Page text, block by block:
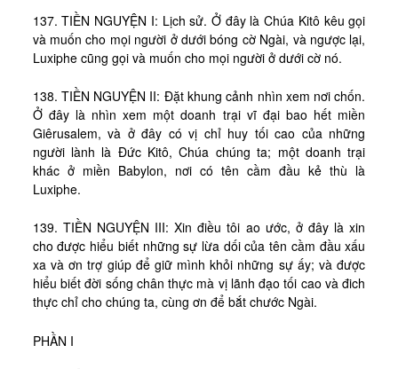
137. TIỀN NGUYỆN I: Lịch sử. Ở đây là Chúa Kitô kêu gọi
và muốn cho mọi người ở dưới bóng cờ Ngài, và ngược lại,
Luxiphe cũng gọi và muốn cho mọi người ở dưới cờ nó.
138. TIỀN NGUYỆN II: Đặt khung cảnh nhìn xem nơi chốn.
Ở đây là nhìn xem một doanh trại vĩ đại bao hết miền
Giêrusalem, và ở đây có vị chỉ huy tối cao của những
người lành là Đức Kitô, Chúa chúng ta; một doanh trại
khác ở miền Babylon, nơi có tên cầm đầu kẻ thù là
Luxiphe.
139. TIỀN NGUYỆN III: Xin điều tôi ao ước, ở đây là xin
cho được hiểu biết những sự lừa dối của tên cầm đầu xấu
xa và ơn trợ giúp để giữ mình khỏi những sự ấy; và được
hiểu biết đời sống chân thực mà vị lãnh đạo tối cao và đich
thực chỉ cho chúng ta, cùng ơn để bắt chước Ngài.
PHẦN I